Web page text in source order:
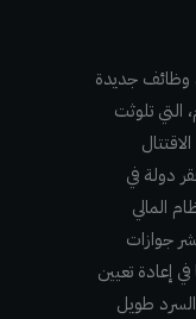
وظائف جديدة
التي تلوثت
دولة في
المالي
جوازات
في إعادة تعيين
طويل